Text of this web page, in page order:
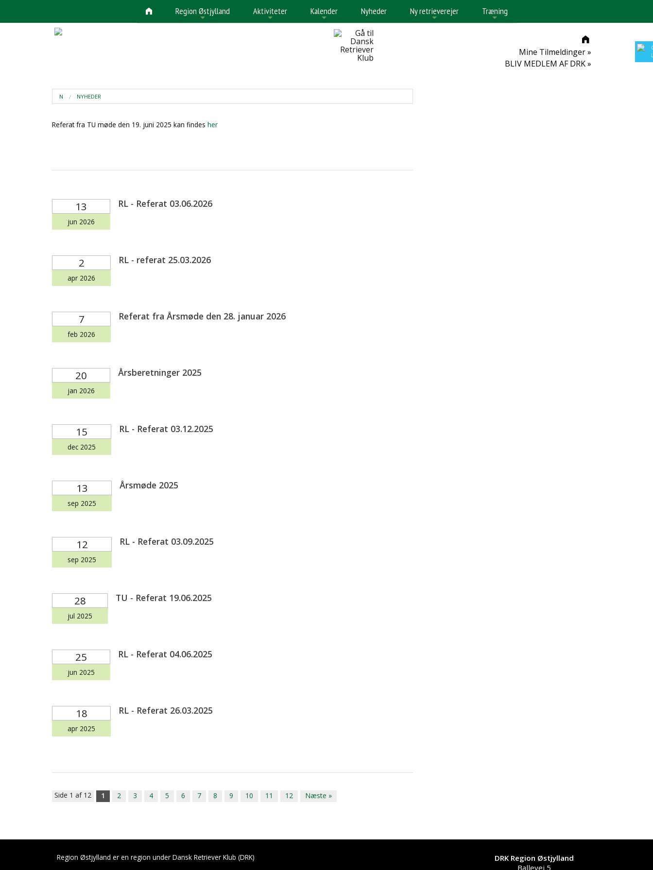
Region Østjylland Aktiviteter Kalender Nyheder Ny retrieverejer Træning
Mine Tilmeldinger »
BLIV MEDLEM AF DRK »
N NYHEDER
Referat fra TU møde den 19. juni 2025 kan findes her
13
jun 2026
RL - Referat 03.06.2026
2
apr 2026
RL - referat 25.03.2026
7
feb 2026
Referat fra Årsmøde den 28. januar 2026
20
jan 2026
Årsberetninger 2025
15
dec 2025
RL - Referat 03.12.2025
13
sep 2025
Årsmøde 2025
12
sep 2025
RL - Referat 03.09.2025
28
jul 2025
TU - Referat 19.06.2025
25
jun 2025
RL - Referat 04.06.2025
18
apr 2025
RL - Referat 26.03.2025
Side 1 af 12 1 2 3 4 5 6 7 8 9 10 11 12 Næste »
Region Østjylland er en region under Dansk Retriever Klub (DRK)
DRK Region Østjylland
Ballevej 5